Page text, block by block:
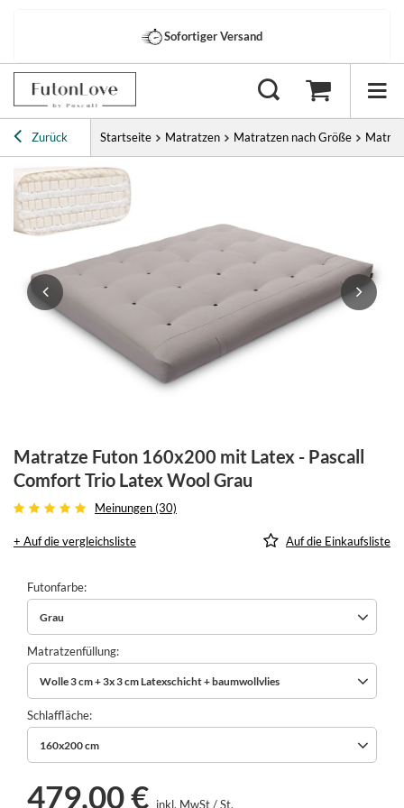
Sofortiger Versand
Zurück Startseite Matratzen Matratzen nach Größe
Matratze Futon 160x200 mit Latex - Pascall
Comfort Trio Latex Wool Grau
Meinungen (30)
+ Auf die vergleichsliste Auf die Einkaufsliste
Futonfarbe
Grau
Matratzenfüllung
Wolle 3 cm + 3x 3 cm Latexschicht + baumwollvlies
Schlaffläche
160x200 cm
479,00 € inkl. MwSt/St.